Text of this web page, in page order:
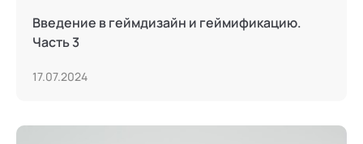
Введение в геймдизайн и геймификацию.
Часть 3
17.07.2024